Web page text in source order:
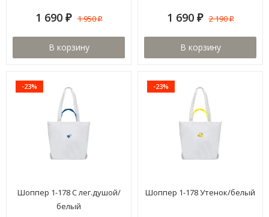
1 690 ₽ 1 950₽
В корзину
1 690 ₽ 2 190₽
В корзину
-23%
Шоппер 1-178 С лег.душой/
белый
-23%
Шоппер 1-178 Утенок/белый